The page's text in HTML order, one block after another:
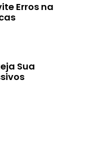
Erros na
Sua